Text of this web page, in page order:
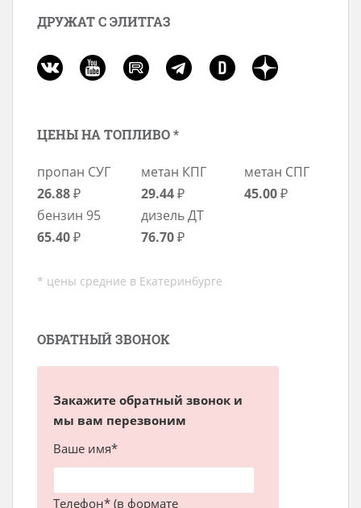
ДРУЖАТ С ЭЛИТГАЗ
ЦЕНЫ НА ТОПЛИВО *
пропан СУГ
26.88₽
метан КПГ
29.44₽
метан СПГ
45.00₽
бензин 95
65.40₽
дизель ДТ
76.70₽
* цены средние в Екатеринбурге
ОБРАТНЫЙ ЗВОНОК
Закажите обратный звонок и
мы вам перезвоним
Ваше имя*
Телефон* (в формате